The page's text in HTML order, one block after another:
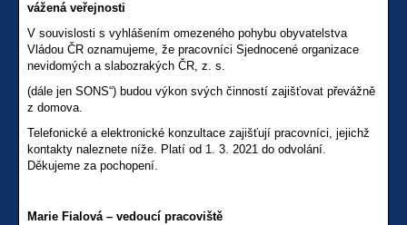
vážená veřejnosti
V souvislosti s vyhlášením omezeného pohybu obyvatelstva
Vládou ČR oznamujeme, že pracovníci Sjednocené organizace
nevidomých a slabozrakých ČR, z. s.
(dále jen SONS“) budou výkon svých činností zajišťovat převážně
z domova.
Telefonické a elektronické konzultace zajišťují pracovníci, jejichž
kontakty naleznete níže. Platí od 1. 3. 2021 do odvolání.
Děkujeme za pochopení.
Marie Fialová – vedoucí pracoviště